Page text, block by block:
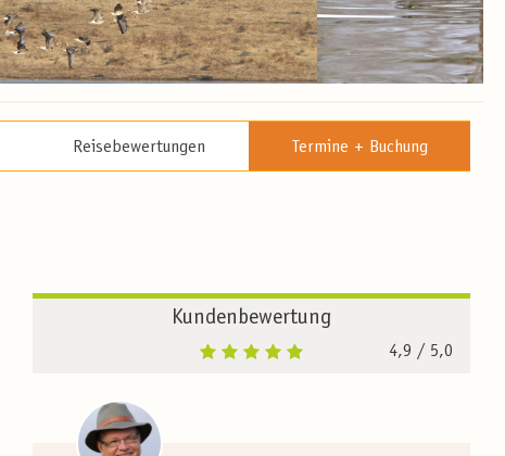
Reisebewertungen Termine + Buchung
Kundenbewertung
4,9 / 5,0